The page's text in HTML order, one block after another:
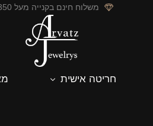
משלוח חינם בקנייה מעל 350 ₪
חריטה אישית